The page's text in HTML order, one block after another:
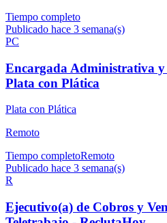
Tiempo completo
Publicado hace 3 semana(s)
PC
Encargada Administrativa
Plata con Plática
Plata con Plática
Remoto
Tiempo completoRemoto
Publicado hace 3 semana(s)
R
Ejecutivo(a) de Cobros y